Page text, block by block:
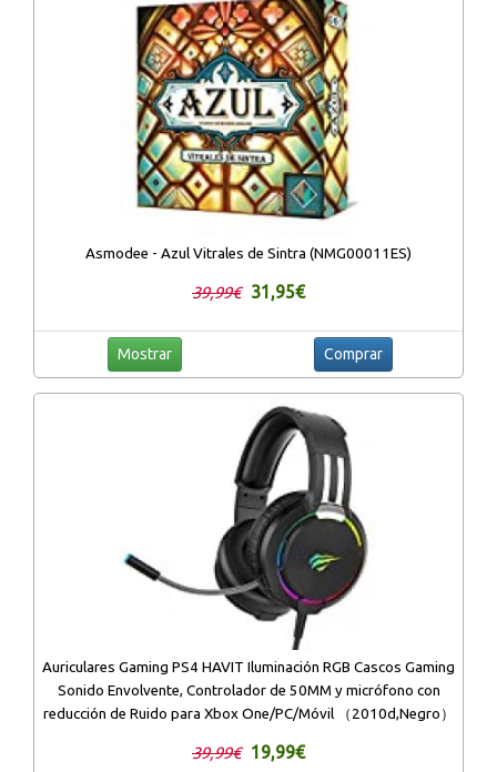
Asmodee - Azul Vitrales de Sintra (NMG00011ES)
39,99€ 31,95€
Mostrar Comprar
Auriculares Gaming PS4 HAVIT Iluminación RGB Cascos Gaming
Sonido Envolvente, Controlador de 50MM y micrófono con
reducción de Ruido para Xbox One/PC/Móvil （2010d,Negro）
39,99€ 19,99€